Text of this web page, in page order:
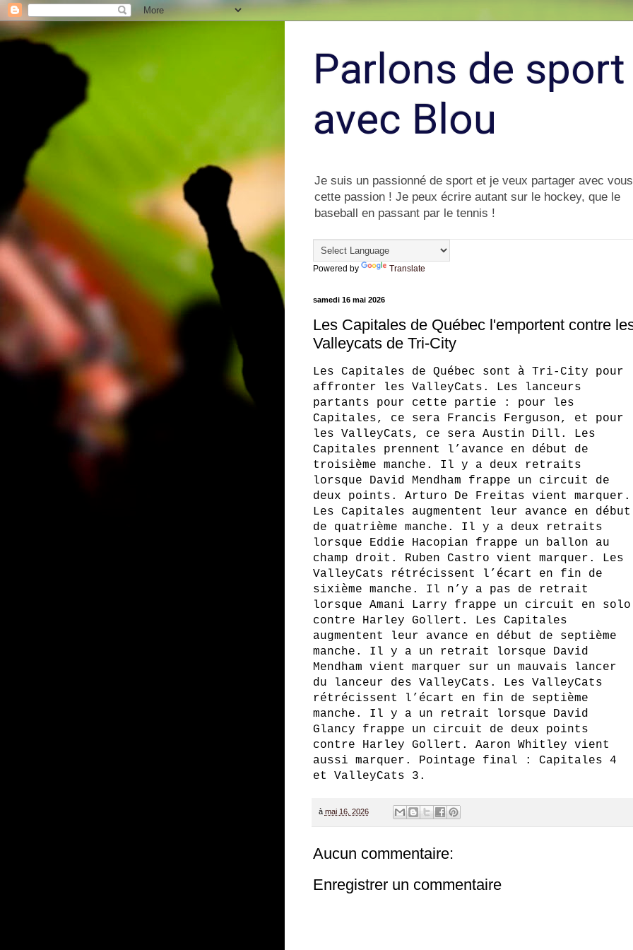
Parlons de sport
avec Blou
Je suis un passionné de sport et je veux partager avec vous
cette passion ! Je peux écrire autant sur le hockey, que le
baseball en passant par le tennis !
Powered by Translate
samedi 16 mai 2026
Les Capitales de Québec l'emportent contre
Valleycats de Tri-City
Les Capitales de Québec sont à Tri‑City pour
affronter les ValleyCats. Les lanceurs
partants pour cette partie : pour les
Capitales, ce sera Francis Ferguson, et pour
les ValleyCats, ce sera Austin Dill. Les
Capitales prennent l’avance en début de
troisième manche. Il y a deux retraits
lorsque David Mendham frappe un circuit de
deux points. Arturo De Freitas vient marquer.
Les Capitales augmentent leur avance en début
de quatrième manche. Il y a deux retraits
lorsque Eddie Hacopian frappe un ballon au
champ droit. Ruben Castro vient marquer. Les
ValleyCats rétrécissent l’écart en fin de
sixième manche. Il n’y a pas de retrait
lorsque Amani Larry frappe un circuit en solo
contre Harley Gollert. Les Capitales
augmentent leur avance en début de septième
manche. Il y a un retrait lorsque David
Mendham vient marquer sur un mauvais lancer
du lanceur des ValleyCats. Les ValleyCats
rétrécissent l’écart en fin de septième
manche. Il y a un retrait lorsque David
Glancy frappe un circuit de deux points
contre Harley Gollert. Aaron Whitley vient
aussi marquer. Pointage final : Capitales 4
et ValleyCats 3.
à mai 16, 2026
Aucun commentaire:
Enregistrer un commentaire